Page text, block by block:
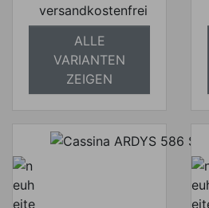
versandkostenfrei
ALLE
VARIANTEN
ZEIGEN